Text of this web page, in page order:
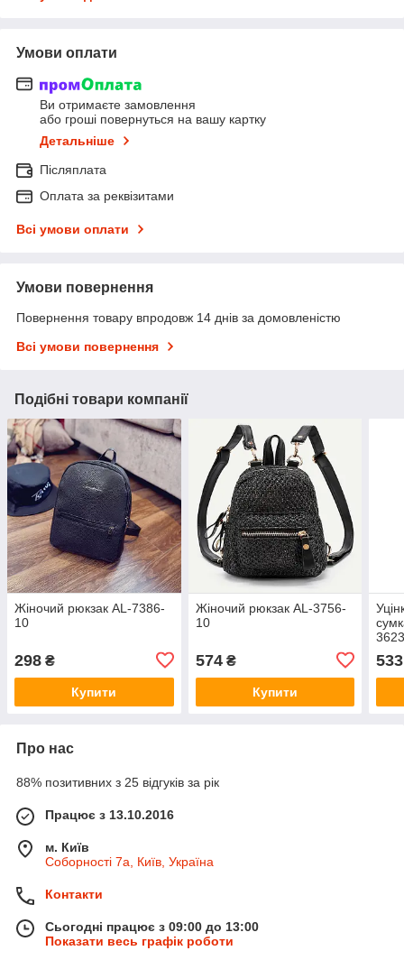
Умови оплати
Ви отримаєте замовлення
або гроші повернуться на вашу картку
Детальніше
Післяплата
Оплата за реквізитами
Всі умови оплати
Умови повернення
Повернення товару впродовж 14 днів за домовленістю
Всі умови повернення
Подібні товари компанії
Жіночий рюкзак AL-7386-
10
298 ₴
Купити
Жіночий рюкзак AL-3756-
10
574₴
Купити
533
Про нас
88% позитивних з 25 відгуків за рік
Працює з 13.10.2016
м. Київ
Соборності 7а, Київ, Україна
Контакти
Сьогодні працює з 09:00 до 13:00
Показати весь графік роботи